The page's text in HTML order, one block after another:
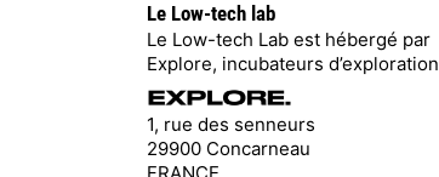
Le Low-tech lab
Le Low-tech Lab est hébergé par
Explore, incubateurs d’exploration
1, rue des senneurs
29900 Concarneau